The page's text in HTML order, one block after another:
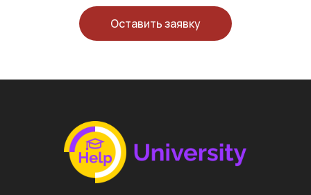
Оставить заявку